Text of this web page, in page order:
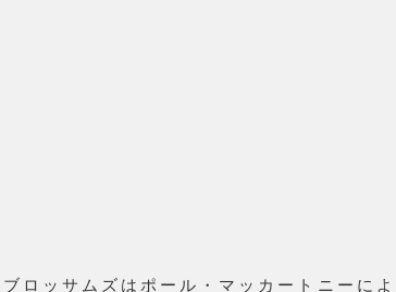
ブロッサムズはポール・マッカートニーによ